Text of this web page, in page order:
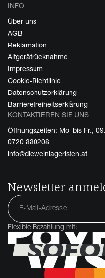
INFO
Über uns
AGB
Reklamation
Altgerätrücknahme
Impressum
Cookie-Richtlinie
Datenschutzerklärung
Barrierefreiheitserklärung
KONTAKTIEREN SIE UNS
Öffnungszeiten: Mo. bis Fr.,
0720 880208
info@dieweinlageristen.at
Newsletter
Flexible Bezahlung mit: